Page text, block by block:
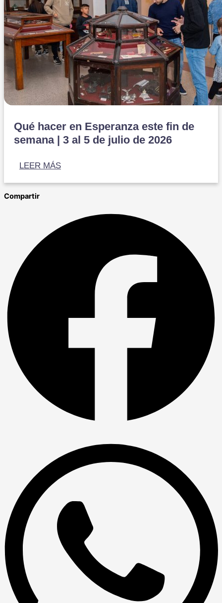
Qué hacer en Esperanza este fin de
semana | 3 al 5 de julio de 2026
LEER MÁS
Compartir